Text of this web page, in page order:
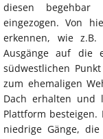
diesen begehbar
eingezogen. Von
erkennen, wie z.B.
Ausgänge auf die
südwestlichen
zum ehemaligen
Dach erhalten und
Plattform
niedrige Gänge,